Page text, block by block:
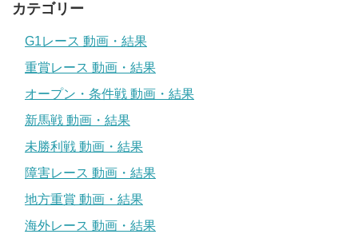
カテゴリー
G1レース 動画・結果
重賞レース 動画・結果
オープン・条件戦 動画・結果
新馬戦 動画・結果
未勝利戦 動画・結果
障害レース 動画・結果
地方重賞 動画・結果
海外レース 動画・結果